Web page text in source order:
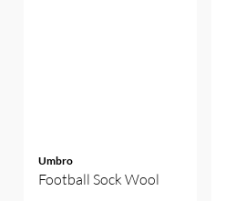
Umbro
Football Sock Wool